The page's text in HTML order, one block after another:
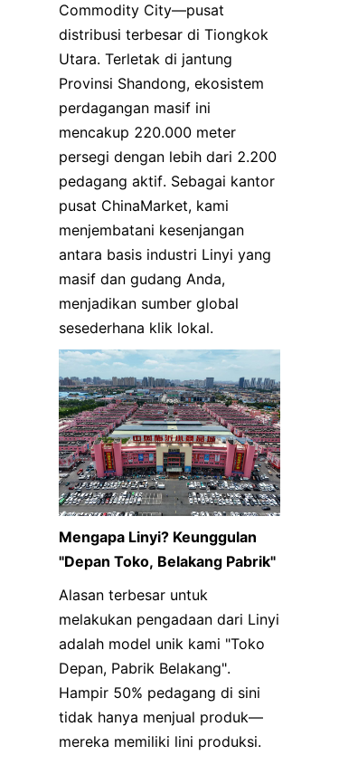
Commodity City—pusat
distribusi terbesar di Tiongkok
Utara. Terletak di jantung
Provinsi Shandong, ekosistem
perdagangan masif ini
mencakup 220.000 meter
persegi dengan lebih dari 2.200
pedagang aktif. Sebagai kantor
pusat ChinaMarket, kami
menjembatani kesenjangan
antara basis industri Linyi yang
masif dan gudang Anda,
menjadikan sumber global
sesederhana klik lokal.
Mengapa Linyi? Keunggulan
"Depan Toko, Belakang Pabrik"
Alasan terbesar untuk
melakukan pengadaan dari Linyi
adalah model unik kami "Toko
Depan, Pabrik Belakang".
Hampir 50% pedagang di sini
tidak hanya menjual produk—
mereka memiliki lini produksi.